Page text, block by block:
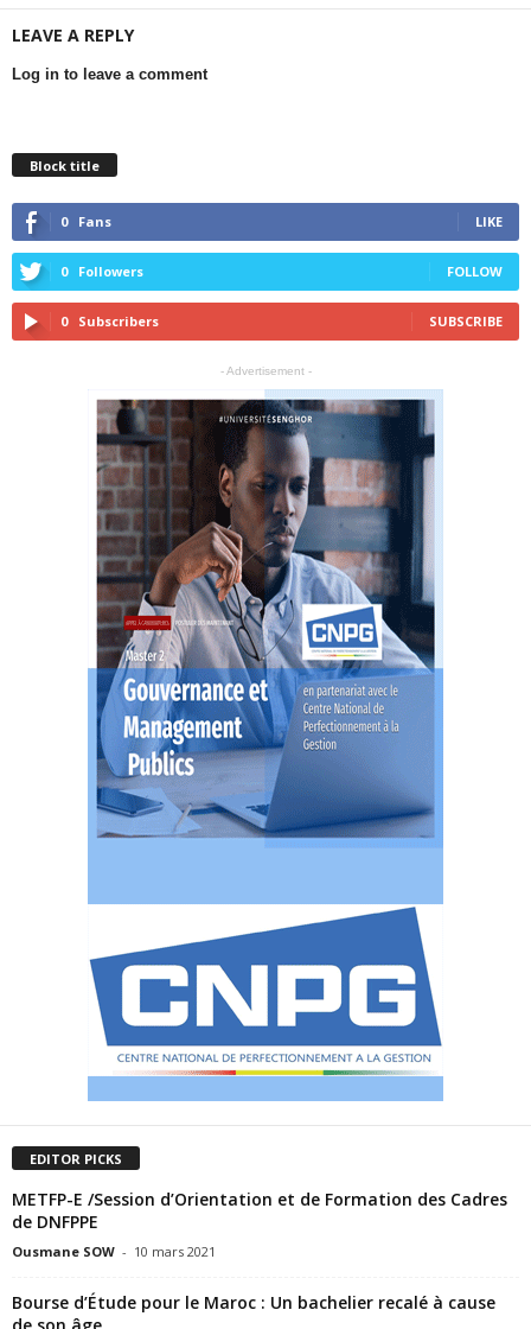
LEAVE A REPLY
Log in to leave a comment
Block title
0 Fans LIKE
0 Followers FOLLOW
0 Subscribers SUBSCRIBE
- Advertisement -
EDITOR PICKS
METFP-E /Session d’Orientation et de Formation des Cadres
de DNFPPE
Ousmane SOW - 10 mars 2021
Bourse d’Étude pour le Maroc : Un bachelier recalé à cause
de son âge